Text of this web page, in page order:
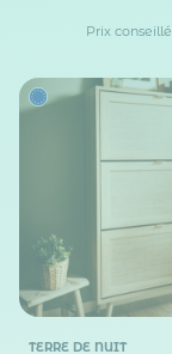
Prix conseillé
TERRE DE NUIT